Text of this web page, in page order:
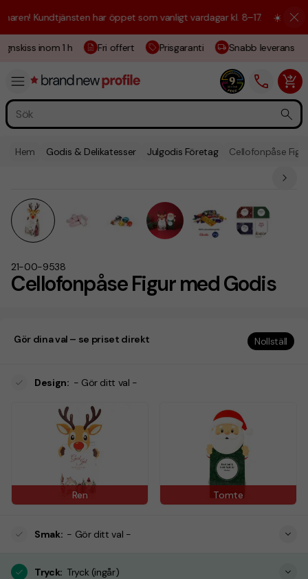
Kundtjänsten har öppet som vanligt vardagar kl. 8–17. ☀️ Vi är här
inom 1 h Fri offert Prisgaranti Snabb leverans
Hem Godis & Delikatesser Julgodis Företag Cellofonpåse
Cellofonpåse Figur med Godis
21-00-9538
Gör dina val – se priset direkt Nollställ
Design: - Gör ditt val -
Ren Tomte
Smak: - Gör ditt val -
Tryck: Tryck (ingår)